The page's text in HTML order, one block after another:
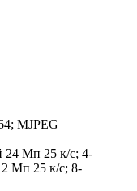
MJPEG
24 Мп 25 к/с; 4-
Мп 25 к/с; 8-